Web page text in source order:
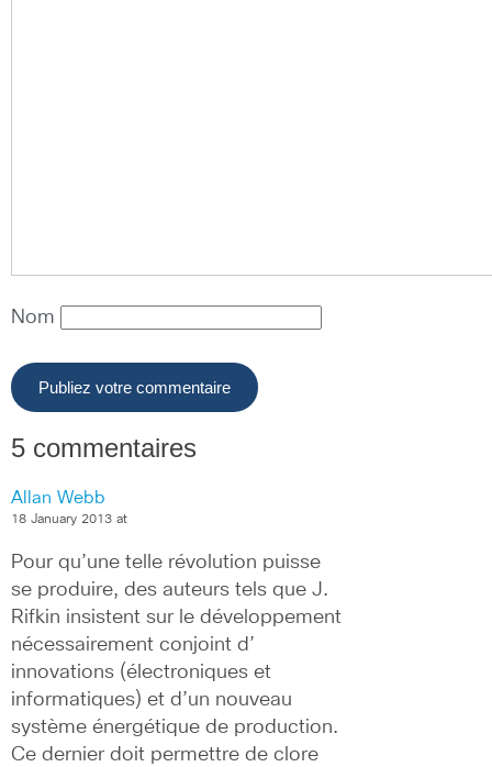
Nom
5 commentaires
Allan Webb
18 January 2013 at
Pour qu’une telle révolution puisse
se produire, des auteurs tels que J.
Rifkin insistent sur le développement
nécessairement conjoint d’
innovations (électroniques et
informatiques) et d’un nouveau
système énergétique de production.
Ce dernier doit permettre de clore